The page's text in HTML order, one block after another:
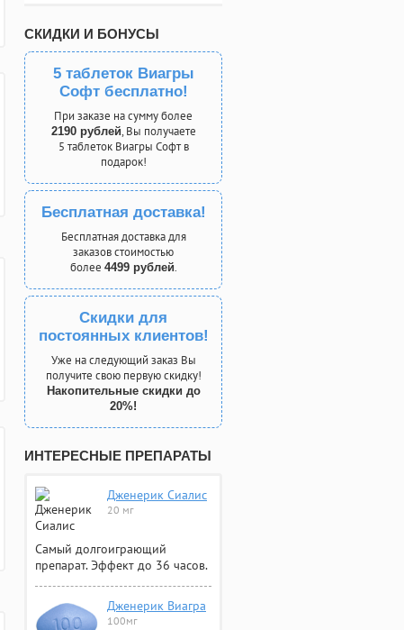
СКИДКИ И БОНУСЫ
5 таблеток Виагры
Софт бесплатно!
При заказе на сумму более
2190 рублей, Вы получаете
5 таблеток Виагры Софт в
подарок!
Бесплатная доставка!
Бесплатная доставка для
заказов стоимостью
более 4499 рублей.
Скидки для
постоянных клиентов!
Уже на следующий заказ Вы
получите свою первую скидку!
Накопительные скидки до
20%!
ИНТЕРЕСНЫЕ ПРЕПАРАТЫ
Дженерик Сиалис
20 мг
Самый долгоиграющий
препарат. Эффект до 36 часов.
Дженерик Виагра
100мг